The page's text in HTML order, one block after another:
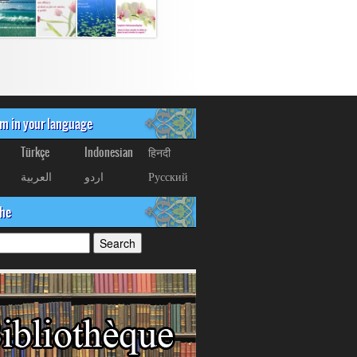
in your language
Türkçe Indonesian
हिनदी
العربیة
اردو Русский